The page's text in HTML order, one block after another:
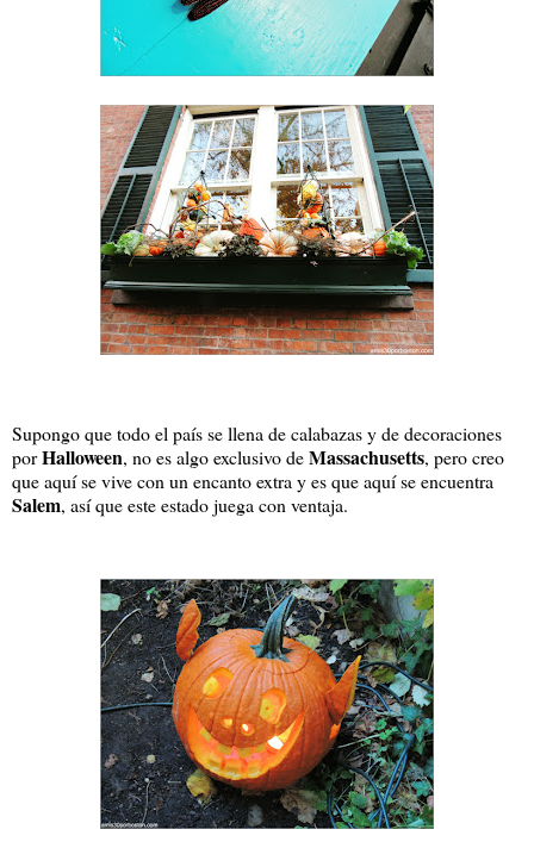
Supongo que todo el país se llena de calabazas y de decoraciones
porHalloween, no es algo exclusivo deMassachusetts, pero creo
que aquí se vive con un encanto extra y es que aquí se encuentra
Salem, así que este estado juega con ventaja.